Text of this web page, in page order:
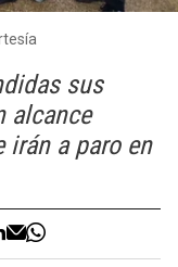
sus
alcance
irán a paro en